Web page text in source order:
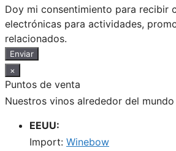
Doy mi consentimiento para recibir
electrónicas para actividades,
relacionados.
Enviar
×
Puntos de venta
Nuestros vinos alrededor del mundo
EEUU:
Import: Winebow